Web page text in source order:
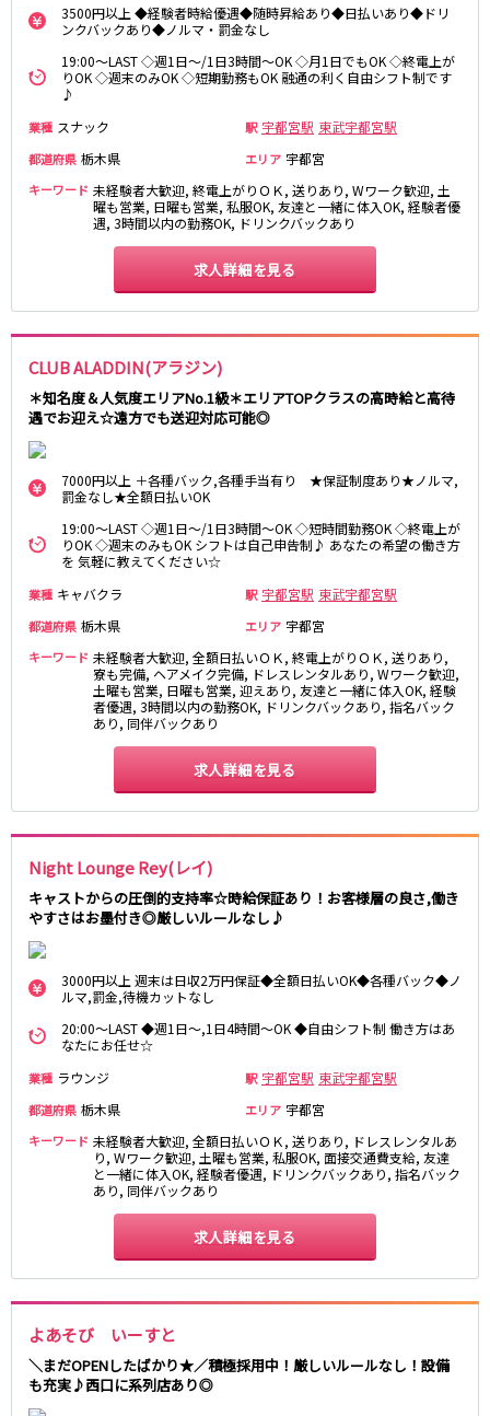
3500円以上 ◆経験者時給優遇◆随時昇給あり◆日払いあり◆ドリ
ンクバックあり◆ノルマ・罰金なし
19:00～LAST ◇週1日～/1日3時間～OK ◇月1日でもOK ◇終電上が
りOK ◇週末のみOK ◇短期勤務もOK 融通の利く自由シフト制です
♪
業種 スナック 駅 宇都宮駅 東武宇都宮駅
都道府県 栃木県 エリア 宇都宮
キーワード 未経験者大歓迎, 終電上がりＯＫ, 送りあり, Wワーク歓迎, 土
曜も営業, 日曜も営業, 私服OK, 友達と一緒に体入OK, 経験者優
遇, 3時間以内の勤務OK, ドリンクバックあり
求人詳細を見る
CLUB ALADDIN(アラジン)
＊知名度＆人気度エリアNo.1級＊エリアTOPクラスの高時給と高待
遇でお迎え☆遠方でも送迎対応可能◎
7000円以上 ＋各種バック,各種手当有り ★保証制度あり★ノルマ,
罰金なし★全額日払いOK
19:00～LAST ◇週1日～/1日3時間～OK ◇短時間勤務OK ◇終電上が
りOK ◇週末のみもOK シフトは自己申告制♪ あなたの希望の働き方
を 気軽に教えてください☆
業種 キャバクラ 駅 宇都宮駅 東武宇都宮駅
都道府県 栃木県 エリア 宇都宮
キーワード 未経験者大歓迎, 全額日払いＯＫ, 終電上がりＯＫ, 送りあり,
寮も完備, ヘアメイク完備, ドレスレンタルあり, Wワーク歓迎,
土曜も営業, 日曜も営業, 迎えあり, 友達と一緒に体入OK, 経験
者優遇, 3時間以内の勤務OK, ドリンクバックあり, 指名バック
あり, 同伴バックあり
求人詳細を見る
Night Lounge Rey(レイ)
キャストからの圧倒的支持率☆時給保証あり！お客様層の良さ,働き
やすさはお墨付き◎厳しいルールなし♪
3000円以上 週末は日収2万円保証◆全額日払いOK◆各種バック◆ノ
ルマ,罰金,待機カットなし
20:00～LAST ◆週1日～,1日4時間～OK ◆自由シフト制 働き方はあ
なたにお任せ☆
業種 ラウンジ 駅 宇都宮駅 東武宇都宮駅
都道府県 栃木県 エリア 宇都宮
キーワード 未経験者大歓迎, 全額日払いＯＫ, 送りあり, ドレスレンタルあ
り, Wワーク歓迎, 土曜も営業, 私服OK, 面接交通費支給, 友達
と一緒に体入OK, 経験者優遇, ドリンクバックあり, 指名バック
あり, 同伴バックあり
求人詳細を見る
よあそび いーすと
＼まだOPENしたばかり★／積極採用中！厳しいルールなし！設備
も充実♪西口に系列店あり◎
大和
溝の口
平塚
福富町・伊勢佐木町
横須賀
上大岡・戸塚
新横浜
たまプラーザ・向ヶ丘遊園・鷺沼
元住吉・綱島
川崎中部
桜木町
横浜西部
小田原・湯河原
綾瀬・海老名・座間
川越
熊谷
川口
蕨
上尾
坂戸・東松山
千葉県
千葉
船橋
柏
市川・浦安
市原・木更津・君津
松戸
成田・四街道・香取
津田沼
八千代台・勝田台
東金・茂原・長生
宇都宮 小山
茨城県
土浦
水戸
茨城県南
日立
神栖・鹿嶋
北茨城
群馬県
太田
渋川
0件 選択した内容で設定
JR中央線(快速)
新宿駅
立川駅
吉祥寺駅
神田駅
荻窪駅
阿佐ヶ谷駅
三鷹駅
国分寺駅
西荻窪駅
武蔵境駅
水道橋駅
武蔵小金井駅
東小金井駅
飯田橋駅
西国分寺駅
高尾駅
四ツ谷駅
JR山手線
上野駅
新宿駅
秋葉原駅
五反田駅
恵比寿駅
渋谷駅
品川駅
日暮里駅
駒込駅
西日暮里駅
新大久保駅
目黒駅
有楽町駅
目白駅
東京メトロ丸ノ内線
池袋駅
銀座駅
荻窪駅
新高円寺駅
南阿佐ケ谷駅
淡路町駅
四ツ谷駅
JR京浜東北線
新橋駅
上野駅
大宮駅
川崎駅
赤羽駅
秋葉原駅
神田駅
桜木町駅
御徒町駅
南浦和駅
大船駅
日暮里駅
大森駅
鶴見駅
王子駅